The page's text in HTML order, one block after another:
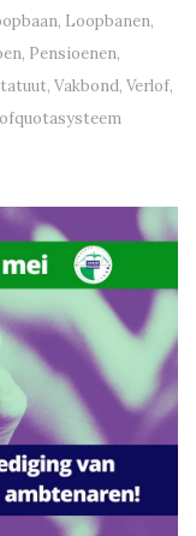
, Loopbanen,
, Pensioenen,
, Vakbond, Verlof,